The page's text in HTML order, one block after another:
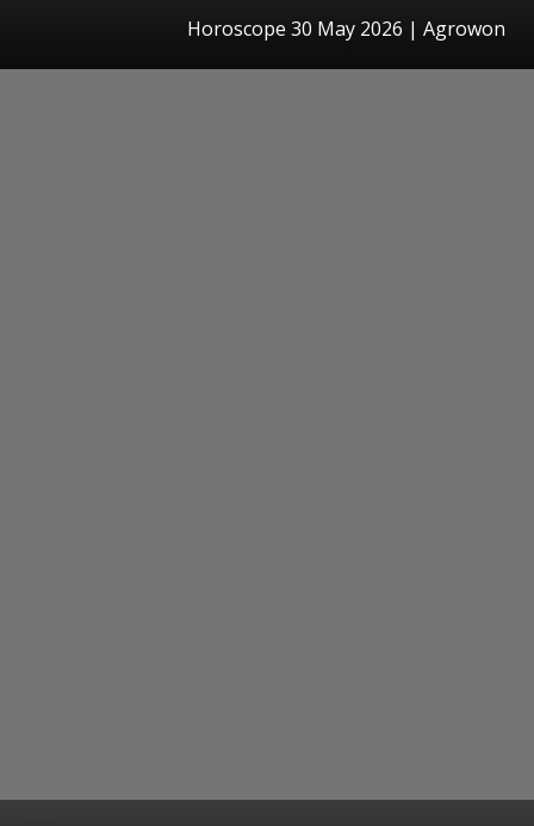
Horoscope 30 May 2026 | Agrowon